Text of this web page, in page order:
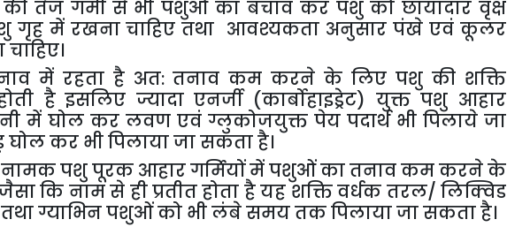
की तेज गर्मी से भी पशुओं का बचाव कर पशु को छायादार वृक्ष
गृह में रखना चाहिए तथा आवश्यकता अनुसार पंखे एवं कूलर
में रहता है अत: तनाव कम करने के लिए पशु की शक्ति
है इसलिए ज्यादा एनर्जी (कार्बोहाइड्रेट) युक्त पशु आहार
में घोल कर लवण एवं ग्लुकोजयुक्त पेय पदार्थ भी पिलाये जा
कर भी पिलाया जा सकता है।
नामक पशु पूरक आहार गर्मियों में पशुओं का तनाव कम करने के
कि नाम से ही प्रतीत होता है यह शक्ति वर्धक तरल/ लिक्विड
ग्याभिन पशुओं को भी लंबे समय तक पिलाया जा सकता है।